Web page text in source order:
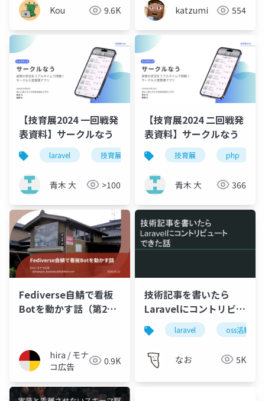
Kou 9.6K katzumi 554
【技育展2024 一回戦発
表資料】サークルなう
laravel 技育展 php
青木 大 >100
【技育展2024 二回戦発
表資料】サークルなう
技育展 php
青木 大 366
Fediverse自鯖で看板
Botを動かす話（第2回
hira / モナ
コ広告
0.9K
技術記事を書いたら
Laravelにコントリビュ
ートできた話
laravel oss活動
なお 5K